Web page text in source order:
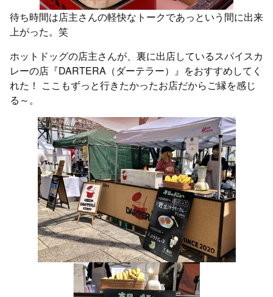
待ち時間は店主さんの軽快なトークであっという間に出来
上がった。笑
ホットドッグの店主さんが、裏に出店しているスパイスカ
レーの店『DARTERA（ダーテラー）』をおすすめしてく
れた！ ここもずっと行きたかったお店だからご縁を感じ
る～。